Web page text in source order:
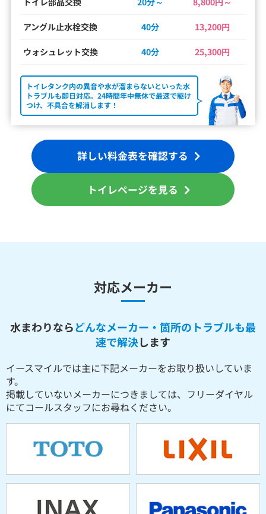
アングル止水栓交換 40分 13,200円
ウォシュレット交換 40分 25,300円
トイレタンク内の異音や水が溜まらないといった水
トラブルも即日対応。24時間年中無休で最速で駆け
つけ、不具合を解消します！
詳しい料金表を確認する
トイレページを見る
対応メーカー
水まわりならどんなメーカー・箇所のトラブルも最
速で解決します
イースマイルでは主に下記メーカーをお取り扱いしていま
す。
掲載していないメーカーにつきましては、フリーダイヤル
にてコールスタッフにお尋ねください。